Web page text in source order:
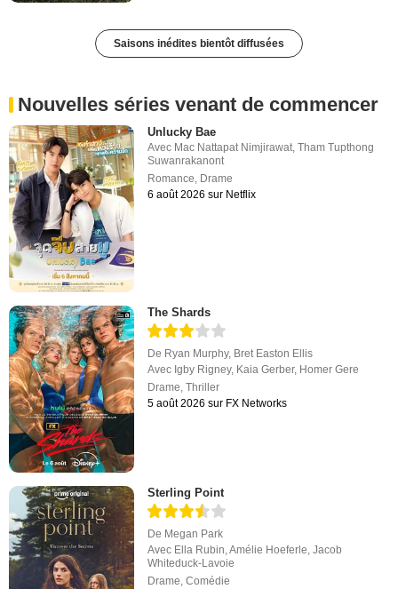
Saisons inédites bientôt diffusées
Nouvelles séries venant de commencer
Unlucky Bae
Avec Mac Nattapat Nimjirawat ,Tham Tupthong
Suwanrakanont
Romance Drame
6 août 2026 sur Netflix
The Shards
De Ryan Murphy, Bret Easton Ellis
Avec Igby Rigney, Kaia Gerber, Homer Gere
Drame,Thriller
5 août 2026 sur FX Networks
Sterling Point
De Megan Park
Avec Ella Rubin,Amélie Hoeferle,Jacob
Whiteduck-Lavoie
Drame,Comédie